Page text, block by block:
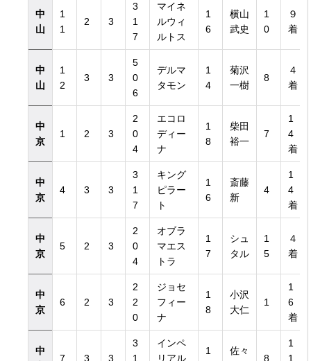
中
山
1
1
2 3
3
1
7
マイネ
ルウィ
ルトス
1
6
横山
武史
1
0
９
着
中
山
1
2
3 3
5
0
6
デルマ
タモン
1
4
菊沢
一樹
8
４
着
中
京
1 2 3
2
0
4
エコロ
ディー
ナ
1
8
柴田
裕一
7
1
4
着
中
京
4 3 3
3
1
7
キング
ピラー
ト
1
6
斎藤
新
4
1
4
着
中
京
5 2 3
2
0
4
オブラ
マエス
トラ
1
7
シュ
タル
1
5
４
着
中
京
6 2 3
2
2
0
ジョセ
フィー
ナ
1
8
小沢
大仁
1
1
6
着
中
7 3 3
3
1
インペ
リアル
1
佐々
8
1
1